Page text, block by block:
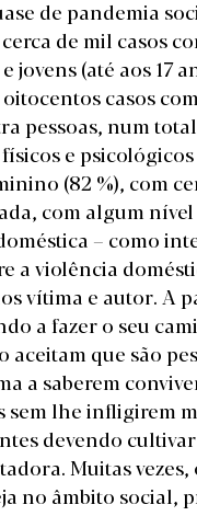
de pandemia
de mil casos
jovens (até aos 17
casos
pessoas, num
e
(82 %), com
com algum
– como
a violência
vítima e autor. A
a fazer o seu
aceitam que são
a saberem
lhe infligirem
devendo
Muitas
no âmbito social,